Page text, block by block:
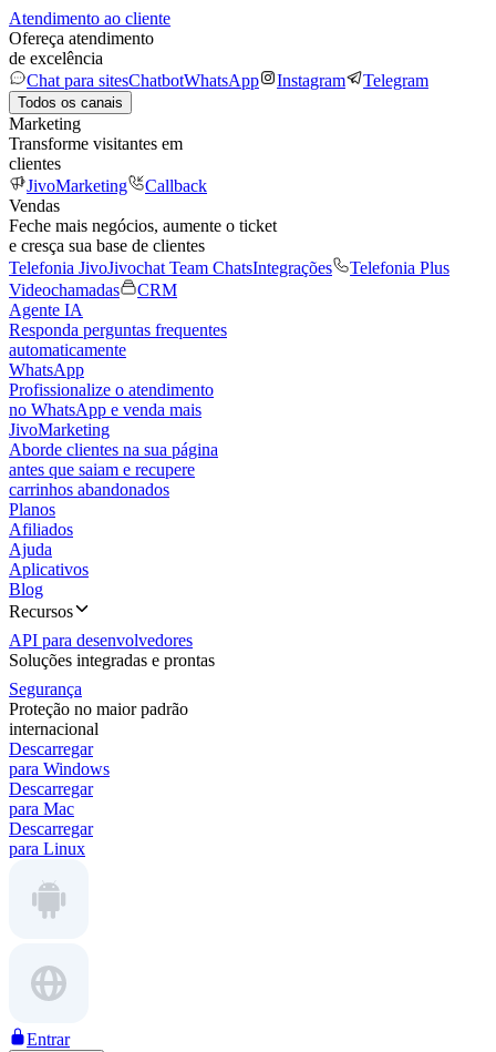
Atendimento ao cliente
Ofereça atendimento
de excelência
Chat para sitesChatbotWhatsApp Instagram Telegram
Todos os canais
Marketing
Transforme visitantes em
clientes
JivoMarketing
Callback
Vendas
Feche mais negócios, aumente o ticket
e cresça sua base de clientes
Telefonia JivoJivochat Team ChatsIntegrações
Telefonia Plus
Videochamadas
CRM
Agente IA
Responda perguntas frequentes
automaticamente
WhatsApp
Profissionalize o atendimento
no WhatsApp e venda mais
JivoMarketing
Aborde clientes na sua página
antes que saiam e recupere
carrinhos abandonados
Planos
Afiliados
Ajuda
Aplicativos
Blog
Recursos
API para desenvolvedores
Soluções integradas e prontas
Segurança
Proteção no maior padrão
internacional
Descarregar
para Windows
Descarregar
para Mac
Descarregar
para Linux
Entrar